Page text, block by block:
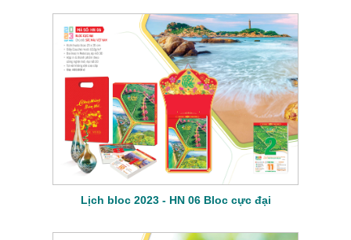
Lịch bloc 2023 - HN 06 Bloc cực đại